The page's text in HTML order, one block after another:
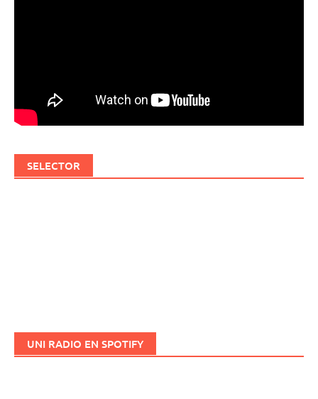
SELECTOR
UNI RADIO EN SPOTIFY